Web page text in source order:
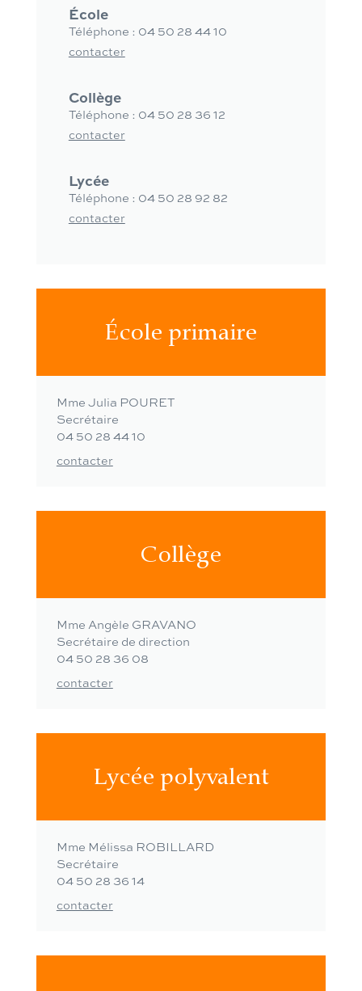
École
Téléphone : 04 50 28 44 10
contacter
Collège
Téléphone : 04 50 28 36 12
contacter
Lycée
Téléphone : 04 50 28 92 82
contacter
École primaire
Mme Julia POURET
Secrétaire
04 50 28 44 10
contacter
Collège
Mme Angèle GRAVANO
Secrétaire de direction
04 50 28 36 08
contacter
Lycée polyvalent
Mme Mélissa ROBILLARD
Secrétaire
04 50 28 36 14
contacter